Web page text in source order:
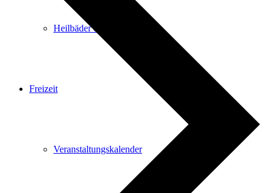
Heilbäder & Kurorte
Freizeit
Veranstaltungskalender